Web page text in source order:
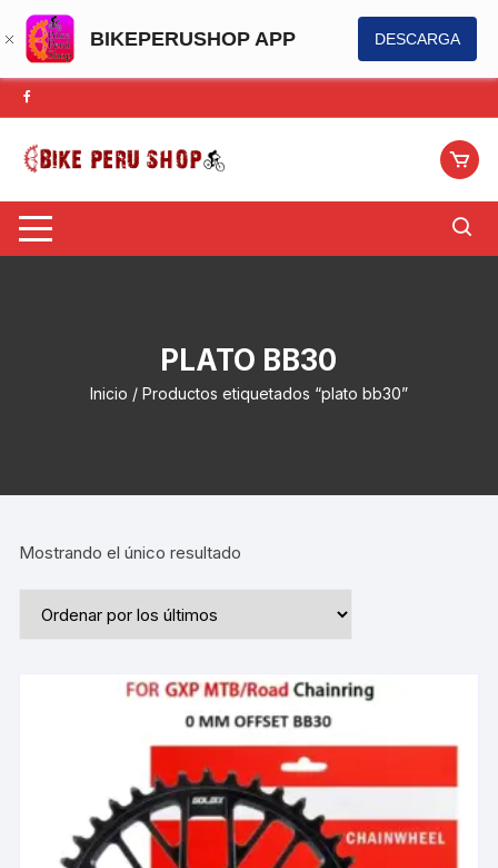
BIKEPERUSHOP APP DESCARGA
Saltar
al
contenido
PLATO BB30
Inicio / Productos etiquetados “plato bb30”
Mostrando el único resultado